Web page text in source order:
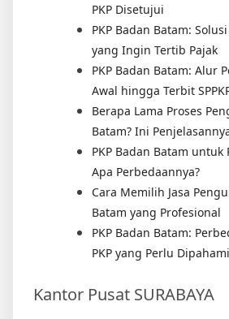
PKP Disetujui
PKP Badan Batam:
yang Ingin Tertib Pajak
PKP Badan Batam: Alur
Awal hingga Terbit
Berapa Lama Proses
Batam? Ini
PKP Badan Batam untuk
Apa Perbedaannya?
Cara Memilih Jasa
Batam yang Profesional
PKP Badan Batam:
PKP yang Perlu Dipahami
Kantor Pusat SURABAYA